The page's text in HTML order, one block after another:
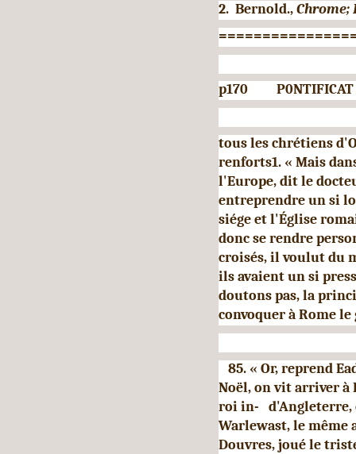
2. Bernold.,Chrome;
p170 P0NTIFICAT
tous les chrétiens
renforts1. « Mais
l'Europe, dit le
entreprendre un si
siége et l'Église
donc se rendre
croisés, il voulut du
ils avaient un si
doutons pas, la
convoquer à Rome
85. « Or, reprend
Noël, on vit arriver à
roi in- d'Angleterre,
Warlewast, le même
Douvres, joué le